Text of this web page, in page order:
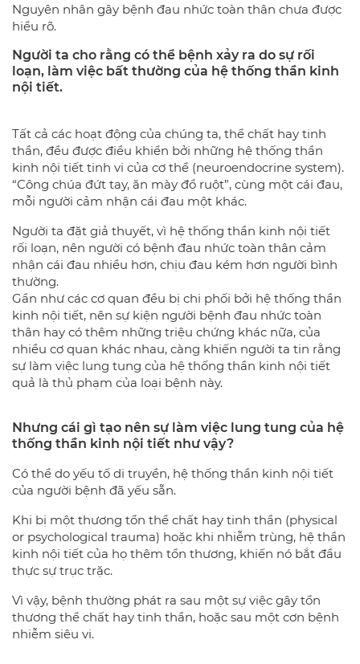
Nguyên nhân gây bệnh đau nhức toàn thân chưa được
hiểu rõ.
Người ta cho rằng có thể bệnh xảy ra do sự rối
loạn, làm việc bất thường của hệ thống thần kinh
nội tiết.
Tất cả các hoạt động của chúng ta, thể chất hay tinh
thần, đều được điều khiển bởi những hệ thống thần
kinh nội tiết tinh vi của cơ thể (neuroendocrine system).
“Công chúa đứt tay, ăn mày đổ ruột”, cùng một cái đau,
mỗi người cảm nhận cái đau một khác.
Người ta đặt giả thuyết, vì hệ thống thần kinh nội tiết
rối loạn, nên người có bệnh đau nhức toàn thân cảm
nhận cái đau nhiều hơn, chịu đau kém hơn người bình
thường.
Gần như các cơ quan đều bị chi phối bởi hệ thống thần
kinh nội tiết, nên sự kiện người bệnh đau nhức toàn
thân hay có thêm những triệu chứng khác nữa, của
nhiều cơ quan khác nhau, càng khiến người ta tin rằng
sự làm việc lung tung của hệ thống thần kinh nội tiết
quả là thủ phạm của loại bệnh này.
Nhưng cái gì tạo nên sự làm việc lung tung của hệ
thống thần kinh nội tiết như vậy?
Có thể do yếu tố di truyền, hệ thống thần kinh nội tiết
của người bệnh đã yếu sẵn.
Khi bị một thương tổn thể chất hay tinh thần (physical
or psychological trauma) hoặc khi nhiễm trùng, hệ thần
kinh nội tiết của họ thêm tổn thương, khiến nó bắt đầu
thực sự trục trặc.
Vì vậy, bệnh thường phát ra sau một sự việc gây tổn
thương thể chất hay tinh thần, hoặc sau một cơn bệnh
nhiễm siêu vi.